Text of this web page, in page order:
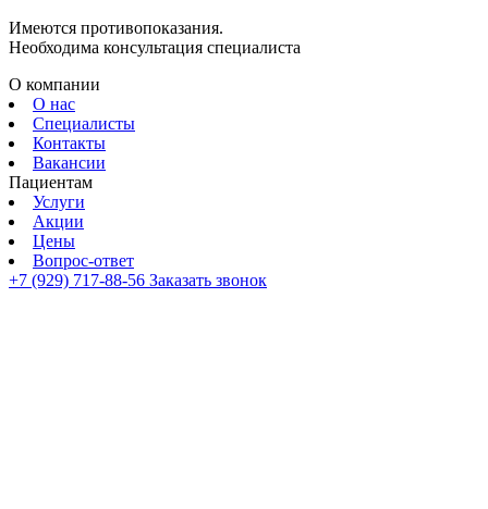
Имеются противопоказания.
Необходима консультация специалиста
О компании
О нас
Специалисты
Контакты
Вакансии
Пациентам
Услуги
Акции
Цены
Вопрос-ответ
+7 (929) 717-88-56 Заказать звонок